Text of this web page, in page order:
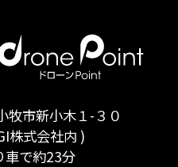
牧市新小木１-３０
株式会社内 )
車で約23分